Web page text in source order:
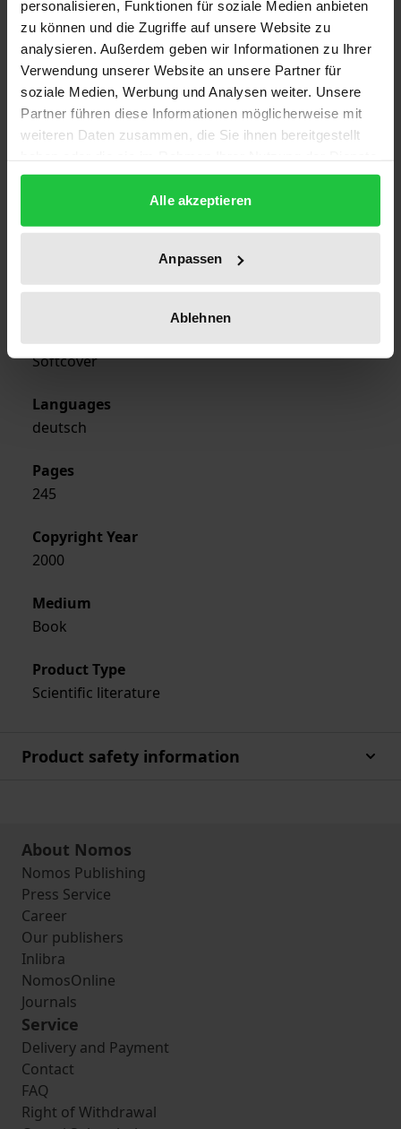
personalisieren, Funktionen für soziale Medien anbieten
zu können und die Zugriffe auf unsere Website zu
analysieren. Außerdem geben wir Informationen zu Ihrer
Verwendung unserer Website an unsere Partner für
soziale Medien, Werbung und Analysen weiter. Unsere
Partner führen diese Informationen möglicherweise mit
weiteren Daten zusammen, die Sie ihnen bereitgestellt
gesammelt haben.
Alle akzeptieren
Anpassen
Ablehnen
ISBN
978-3-933563-69-9
Subtitle
Bürgerbegehren und Bürgerentscheid in Bayern
Publication Date
Year of Publication
2000
Ergon
Softcover
Languages
deutsch
Pages
245
Copyright Year
2000
Medium
Book
Product Type
Scientific literature
Product safety information
About Nomos
Nomos Publishing
Press Service
Career
Our publishers
Inlibra
NomosOnline
Journals
Service
Delivery and Payment
Contact
FAQ
Right of Withdrawal